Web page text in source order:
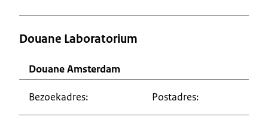
Douane Laboratorium
Douane Amsterdam
Bezoekadres: Postadres: